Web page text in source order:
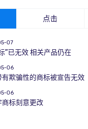
点击
07
”已无效 相关产品仍在
06
有欺骗性的商标被宣告无效
06
商标刻意更改